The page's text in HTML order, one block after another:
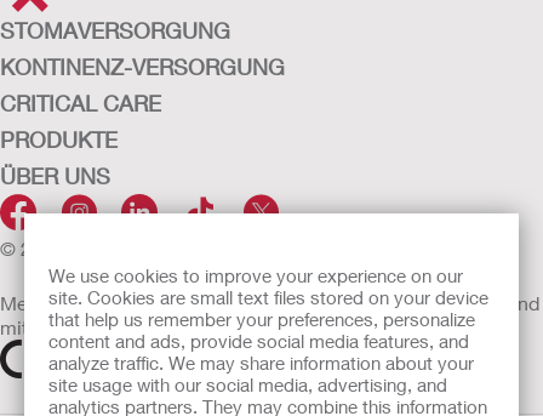
We use cookies to improve your experience on our
site. Cookies are small text files stored on your device
that help us remember your preferences, personalize
content and ads, provide social media features, and
analyze traffic. We may share information about your
site usage with our social media, advertising, and
analytics partners. They may combine this information
STOMAVERSORGUNG
KONTINENZ-VERSORGUNG
CRITICAL CARE
PRODUKTE
ÜBER UNS
© 2026 Hollister Incorporated
Medizinprodukte, die innerhalb der EU vertrieben werden, sind
mit einem der folgenden Symbole gekennzeichnet